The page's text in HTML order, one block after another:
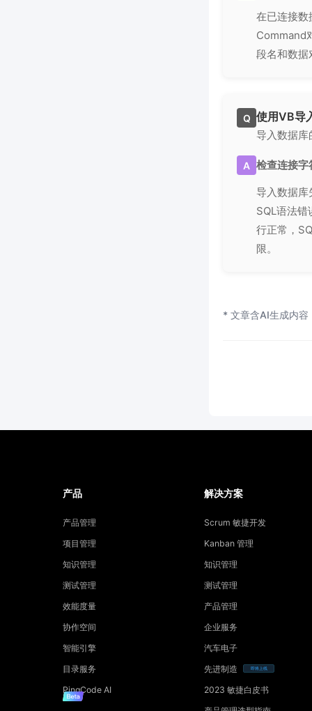
在已连接数
Command
段名和数据
Q 使用VB导
导入数据库
A 检查连接
导入数据库
SQL语法
行正常，
限。
* 文章含AI生成内容
产品
产品管理
项目管理
知识管理
测试管理
效能度量
协作空间
智能引擎
目录服务
PingCode AI
解决方案
Scrum 敏捷开发
Kanban 管理
知识管理
测试管理
产品管理
企业服务
汽车电子
先进制造
即将上线
2023 敏捷白皮书